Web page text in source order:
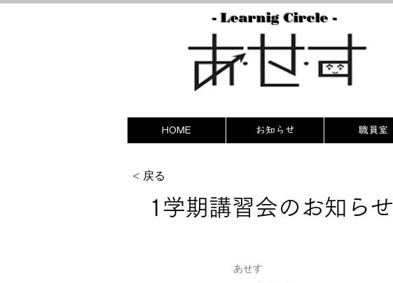
- Learnig Circle -
HOME お知らせ 職員室
< 戻る
1学期講習会のお知らせ
あせす